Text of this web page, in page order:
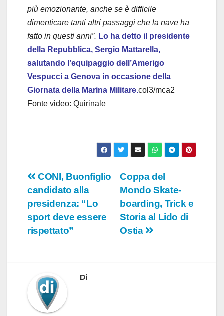
i
d
e
o
più emozionante, anche se è difficile
dimenticare tanti altri passaggi che la nave ha
fatto in questi anni”. Lo ha detto il presidente
della Repubblica, Sergio Mattarella,
salutando l’equipaggio dell’Amerigo
Vespucci a Genova in occasione della
Giornata della Marina Militare.col3/mca2
Fonte video: Quirinale
Navigazione
articoli
Coppa del
Mondo Skate-
boarding, Trick e
Storia al Lido di
Ostia
CONI, Buonfiglio
candidato alla
presidenza: “Lo
sport deve essere
rispettato”
Di